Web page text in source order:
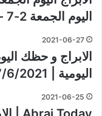
اليوم الجمعة 2-7 -2021
2021-06-27
اليومية | Abraj Sunday 27/6/2021
2021-06-25